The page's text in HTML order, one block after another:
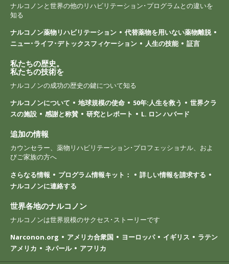
ナルコノンと世界の他のリハビリテーション･プログラムとの違いを
知る
ナルコノン薬物リハビリテーション
代替薬物を用いない薬物離脱
ニュー･ライフ･デトックスフィケーション
人生の技能 証言
私たちの歴史。
私たちの技術を
ナルコノンの成功の歴史の鍵について知る
ナルコノンについて
地球規模の使命 50年:人生を救う
世界クラ
スの施設
感謝と称賛 研究とレポート L. ロン ハバード
追加の情報
カウンセラー、薬物リハビリテーション･プロフェッショナル、およ
びご家族の方へ
さらなる情報
プログラム情報キット：
詳しい情報を請求する
ナルコノンに連絡する
世界各地のナルコノン
ナルコノンは世界規模のサクセス･ストーリーです
Narconon.org
アメリカ合衆国 ヨーロッパ イギリス
ラテン
アメリカ
ネパール アフリカ